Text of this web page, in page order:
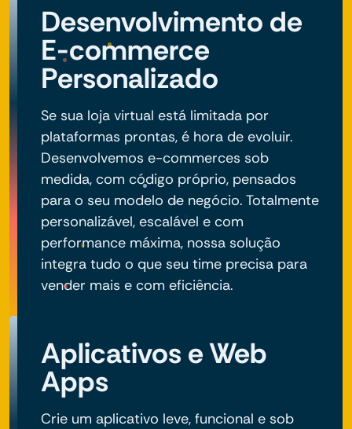
Desenvolvimento de
E-commerce
Personalizado
Se sua loja virtual está limitada por
plataformas prontas, é hora de evoluir.
Desenvolvemos e-commerces sob
medida, com código próprio, pensados
para o seu modelo de negócio. Totalmente
personalizável, escalável e com
performance máxima, nossa solução
integra tudo o que seu time precisa para
vender mais e com eficiência.
Aplicativos e Web
Apps
Crie um aplicativo leve, funcional e sob